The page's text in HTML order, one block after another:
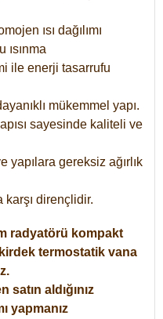
ısı dağılımı
ile enerji tasarrufu
mükemmel yapı.
sayesinde kaliteli ve
yapılara gereksiz ağırlık
dirençlidir.
radyatörü kompakt
termostatik vana
aldığınız
yapmanız